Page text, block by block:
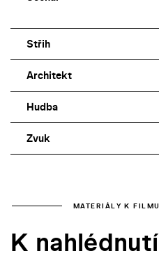
Střih
Architekt
Hudba
Zvuk
MATERIÁLY K FILMU
K nahlédnutí